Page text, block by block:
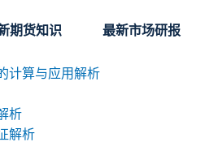
期货知识 最新市场研报
计算与应用解析
析
解析